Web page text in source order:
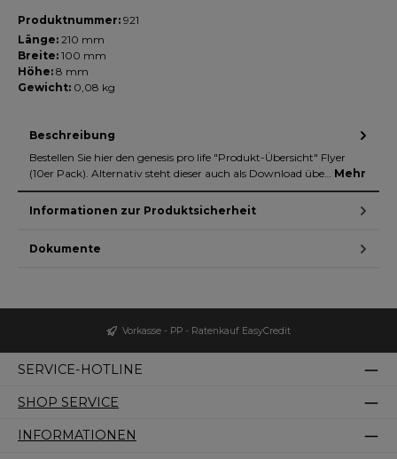
Produktnummer: 921
Länge: 210 mm
Breite: 100 mm
Höhe: 8 mm
Gewicht: 0,08 kg
Beschreibung
Bestellen Sie hier den genesis pro life "Produkt-Übersicht" Flyer
(10er Pack). Alternativ steht dieser auch als Download übe… Mehr
Informationen zur Produktsicherheit
Dokumente
Vorkasse - PP - Ratenkauf EasyCredit
SERVICE-HOTLINE
SHOP SERVICE
INFORMATIONEN